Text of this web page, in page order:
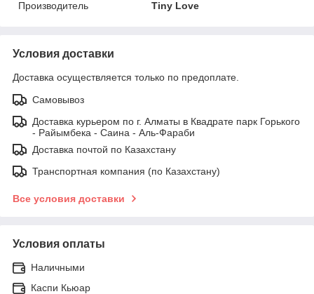
Производитель
Tiny Love
Условия доставки
Доставка осуществляется только по предоплате.
Самовывоз
Доставка курьером по г. Алматы в Квадрате парк Горького
- Райымбека - Саина - Аль-Фараби
Доставка почтой по Казахстану
Транспортная компания (по Казахстану)
Все условия доставки
Условия оплаты
Наличными
Каспи Кьюар